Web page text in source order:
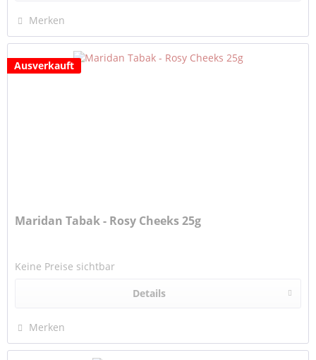
Merken
Ausverkauft
Maridan Tabak - Rosy Cheeks 25g
Keine Preise sichtbar
Details
Merken